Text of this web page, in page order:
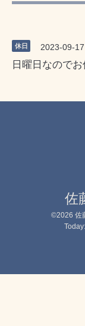
休日 2023-09-
日曜日なのでお
佐
©2026 佐
Today: